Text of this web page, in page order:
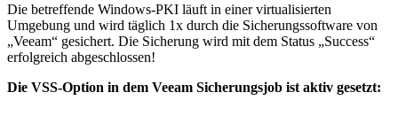
Die betreffende Windows-PKI läuft in einer virtualisierten
Umgebung und wird täglich 1x durch die Sicherungssoftware von
„Veeam“ gesichert. Die Sicherung wird mit dem Status „Success“
erfolgreich abgeschlossen!
Die VSS-Option in dem Veeam Sicherungsjob ist aktiv gesetzt: